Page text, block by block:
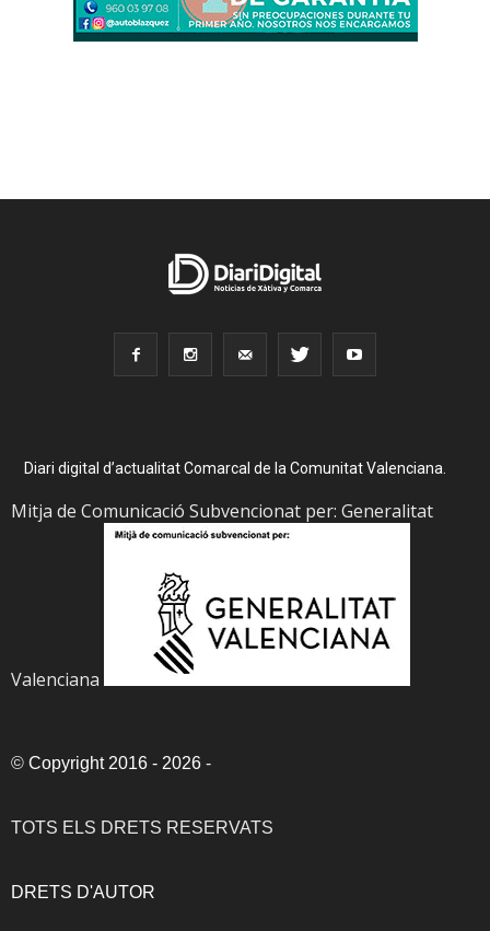
Diari digital d’actualitat Comarcal de la Comunitat Valenciana.
Mitja de Comunicació Subvencionat per: Generalitat
Valenciana
© Copyright 2016 - 2026 -
TOTS ELS DRETS RESERVATS
DRETS D'AUTOR